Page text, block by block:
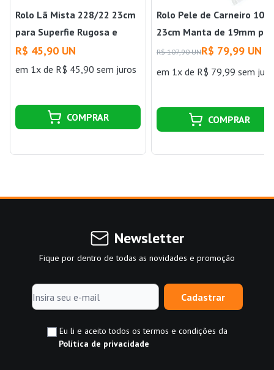
Rolo Lã Mista 228/22 23cm
para Superfie Rugosa e
Semi Rugosa Atlas
R$ 45,90 UN
em 1x de R$ 45,90 sem juros
COMPRAR
Rolo Pele de Carneiro
23cm Manta de 19mm
Superfie Semi Rugosa
R$ 107,90 UNR$ 79,99 UN
em 1x de R$ 79,99 sem
COMPRAR
Newsletter
Fique por dentro de todas as novidades e promoção
Cadastrar
Eu li e aceito todos os termos e condições da
Política de privacidade